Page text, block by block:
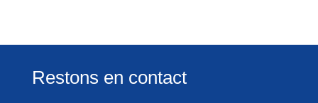
Restons en contact